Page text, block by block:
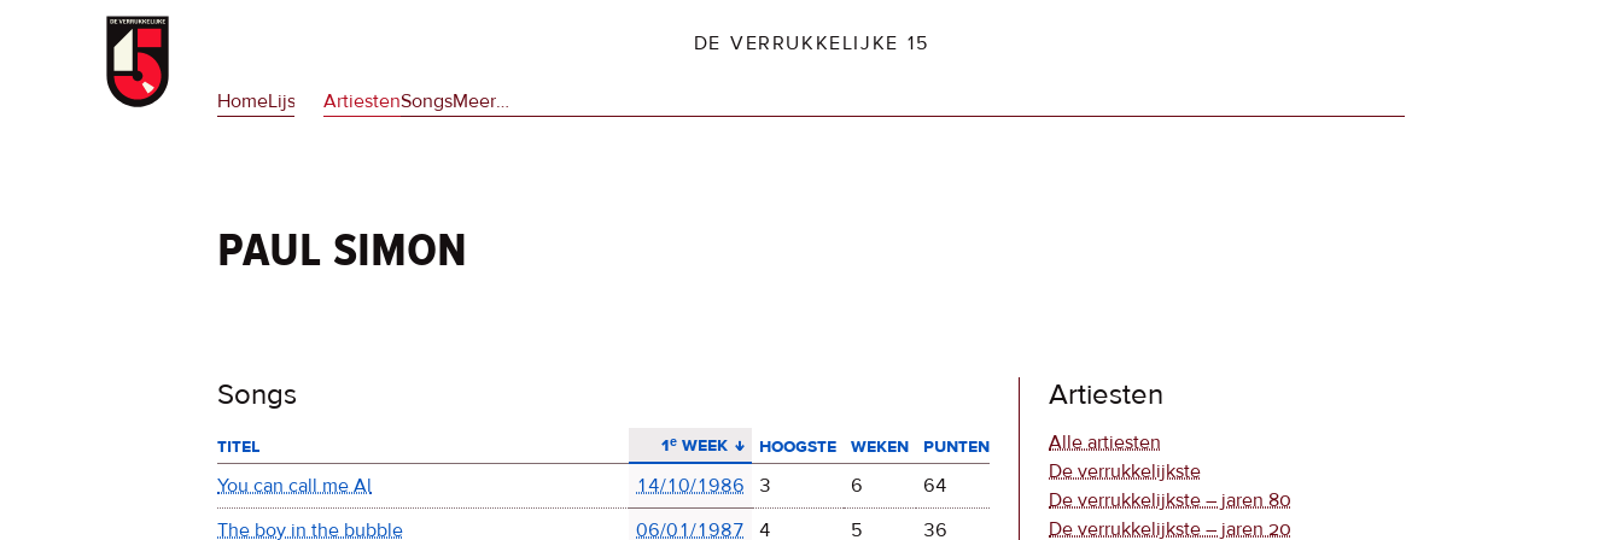
Overslaan
naar
DE VERRUKKELIJKE 15
Hoofdnavigatie
HomeLijsten ArtiestenSongsMeerop
…
paul simon
Songs
titel 1ᵉ week
aflopend sorteren hoogste weken
punten
You can call me Al
14/10/1986 3 6
64
The boy in the bubble
06/01/1987 4 5
36
Artiesten
Alle artiesten
De verrukkelijkste
De verrukkelijkste – jaren 80
De verrukkelijkste – jaren 20